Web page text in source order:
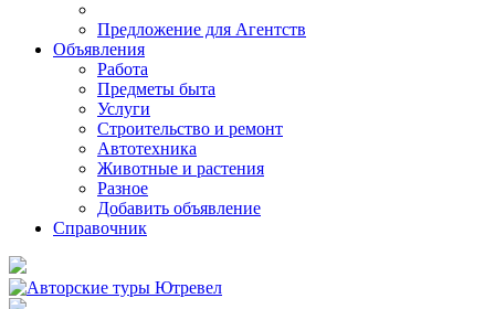
Предложение для Агентств
Объявления
Работа
Предметы быта
Услуги
Строительство и ремонт
Автотехника
Животные и растения
Разное
Добавить объявление
Справочник